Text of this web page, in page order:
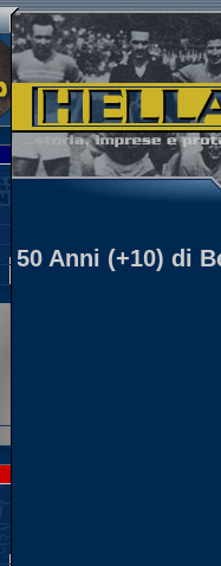
50 Anni (+10) di